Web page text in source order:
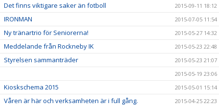
Det finns viktigare saker än fotboll 2015-09-11 18:12
IRONMAN 2015-07-05 11:54
Ny tränartrio för Seniorerna! 2015-05-27 14:32
Meddelande från Rockneby IK 2015-05-23 22:48
Styrelsen sammanträder
2015-05-23 21:07
2015-05-19 23:06
Kioskschema 2015 2015-05-01 15:14
Våren är här och verksamheten är i full gång. 2015-04-25 22:23